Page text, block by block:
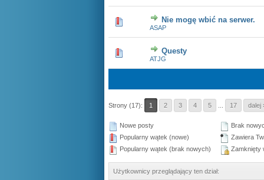
Nie mogę wbić na serwer.
ASAP
0 głosów - średnia ocena: 0 na 5 gwiazdek
12
Questy
ATJG
0 głosów - średnia ocena: 0 na 5 gwiazdek
12
Strony (17): 1 2 3 4 5 17 dalej
Nowe posty
Popularny wątek (nowe)
Popularny wątek (brak nowych)
Brak
Zawiera
Zamknięty
Użytkownicy przeglądający ten dział: